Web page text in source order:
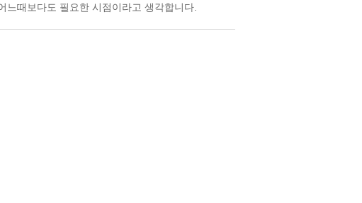
느때보다도 필요한 시점이라고 생각합니다.